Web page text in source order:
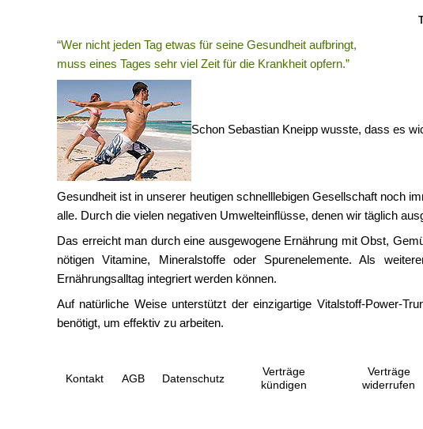
“Wer nicht jeden Tag etwas für seine Gesundheit aufbringt,
muss eines Tages sehr viel Zeit für die Krankheit opfern.”
Schon Sebastian Kneipp wusste, dass es
Gesundheit ist in unserer heutigen schnelllebigen Gesellschaft noch
alle. Durch die vielen negativen Umwelteinflüsse, denen wir täglich
Das erreicht man durch eine ausgewogene Ernährung mit Obst,
nötigen Vitamine, Mineralstoffe oder Spurenelemente. Als
Ernährungsalltag integriert werden können.
Auf natürliche Weise unterstützt der einzigartige Vitalstoff-Power-
benötigt, um effektiv zu arbeiten.
Kontakt AGB Datenschutz
Verträge
kündigen
Verträge
widerrufen